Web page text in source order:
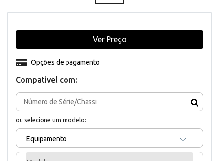
Compativel com:
ou selecione um modelo:
Equipamento
Opções de pagamento
Ver Preço